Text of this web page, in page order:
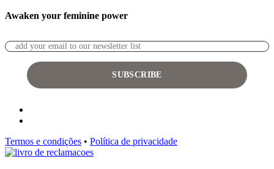
Awaken your feminine power
Termos e condições • Política de privacidade